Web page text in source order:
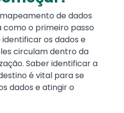
de dados
o primeiro passo
os dados e
circulam dentro da
Saber identificar a
é vital para se
dados e atingir o